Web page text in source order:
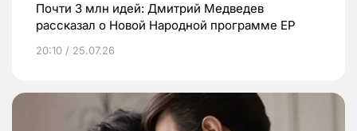
Почти 3 млн идей: Дмитрий Медведев
рассказал о Новой Народной программе ЕР
20:10 / 25.07.26